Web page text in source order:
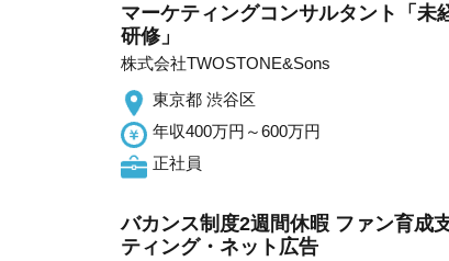
マーケティングコンサルタント「
研修」
株式会社TWOSTONE&Sons
東京都 渋谷区
年収400万円～600万円
正社員
バカンス制度2週間休暇 ファン育成
ティング・ネット広告